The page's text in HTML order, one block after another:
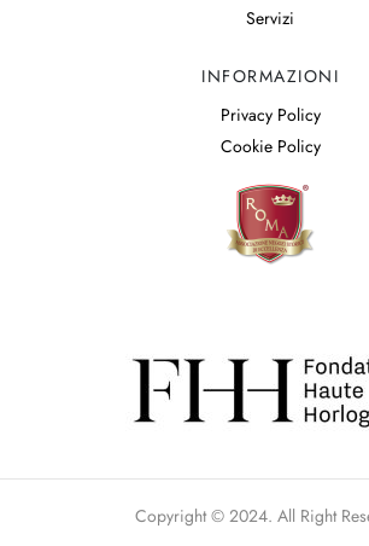
Servizi
INFORMAZIONI
Privacy Policy
Cookie Policy
Copyright © 2024. All Right